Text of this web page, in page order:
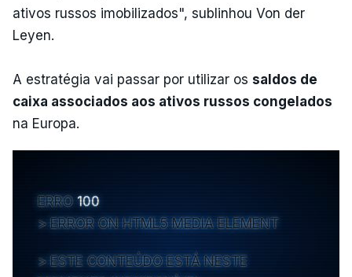
ativos russos imobilizados", sublinhou Von der
Leyen.
A estratégia vai passar por utilizar os saldos de
caixa associados aos ativos russos congelados
na Europa.
ERRO 100
ERROR ON HTML5 MEDIA ELEMENT
ESTE CONTEÚDO ESTÁ NESTE